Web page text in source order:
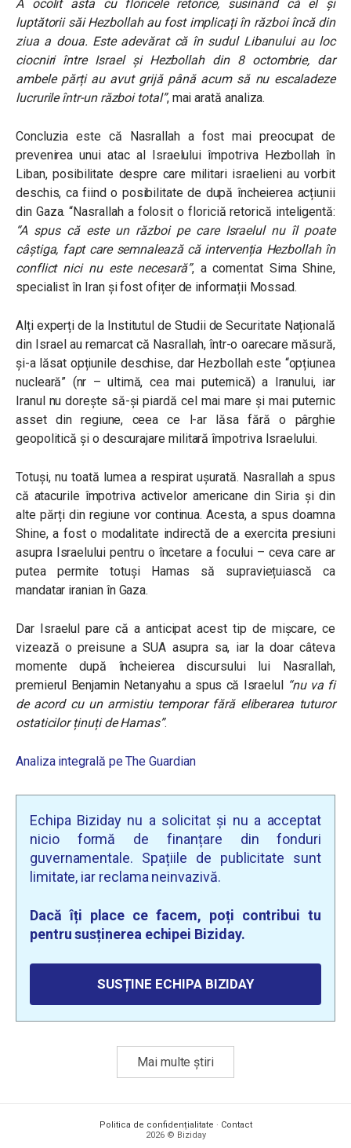
A ocolit asta cu floricele retorice, susínând că el și
luptătorii săi Hezbollah au fost implicați în război încă din
ziua a doua. Este adevărat că în sudul Libanului au loc
ciocniri între Israel și Hezbollah din 8 octombrie, dar
ambele părți au avut grijă până acum să nu escaladeze
lucrurile într-un război total”, mai arată analiza.
Concluzia este că Nasrallah a fost mai preocupat de
prevenirea unui atac al Israelului împotriva Hezbollah în
Liban, posibilitate despre care militari israelieni au vorbit
deschis, ca fiind o posibilitate de după încheierea acțiunii
din Gaza. “Nasrallah a folosit o floriciă retorică inteligentă:
“A spus că este un război pe care Israelul nu îl poate
câștiga, fapt care semnalează că intervenția Hezbollah în
conflict nici nu este necesară”, a comentat Sima Shine,
specialist în Iran și fost ofițer de informații Mossad.
Alți experți de la Institutul de Studii de Securitate Națională
din Israel au remarcat că Nasrallah, într-o oarecare măsură,
și-a lăsat opțiunile deschise, dar Hezbollah este “opțiunea
nucleară” (nr – ultimă, cea mai puternică) a Iranului, iar
Iranul nu dorește să-și piardă cel mai mare și mai puternic
asset din regiune, ceea ce l-ar lăsa fără o pârghie
geopolitică și o descurajare militară împotriva Israelului.
Totuși, nu toată lumea a respirat ușurată. Nasrallah a spus
că atacurile împotriva activelor americane din Siria și din
alte părți din regiune vor continua. Acesta, a spus doamna
Shine, a fost o modalitate indirectă de a exercita presiuni
asupra Israelului pentru o încetare a focului – ceva care ar
putea permite totuși Hamas să supraviețuiască ca
mandatar iranian în Gaza.
Dar Israelul pare că a anticipat acest tip de mișcare, ce
vizează o preisune a SUA asupra sa, iar la doar câteva
momente după încheierea discursului lui Nasrallah,
premierul Benjamin Netanyahu a spus că Israelul “nu va fi
de acord cu un armistiu temporar fără eliberarea tuturor
ostaticilor ținuți de Hamas”.
Analiza integrală pe The Guardian
Echipa Biziday nu a solicitat și nu a acceptat
nicio formă de finanțare din fonduri
guvernamentale. Spațiile de publicitate sunt
limitate, iar reclama neinvazivă.
Dacă îți place ce facem, poți contribui tu
pentru susținerea echipei Biziday.
SUSȚINE ECHIPA BIZIDAY
Mai multe știri
Politica de confidențialitate · Contact
2026 © Biziday